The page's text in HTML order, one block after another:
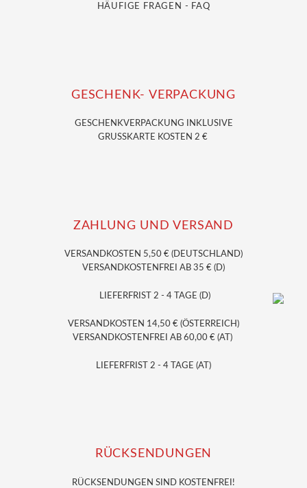
HÄUFIGE FRAGEN - FAQ
GESCHENK- VERPACKUNG
GESCHENKVERPACKUNG
INKLUSIVE
GRUSSKARTE KOSTEN 2 €
ZAHLUNG UND VERSAND
VERSANDKOSTEN 5,50 € (DEUTSCHLAND)
VERSANDKOSTENFREI AB 35 € (D)
LIEFERFRIST 2 - 4 TAGE (D)
VERSANDKOSTEN 14,50 € (ÖSTERREICH)
VERSANDKOSTENFREI AB 60,00 € (AT)
LIEFERFRIST 2 - 4 TAGE (AT)
RÜCKSENDUNGEN
RÜCKSENDUNGEN SIND KOSTENFREI!